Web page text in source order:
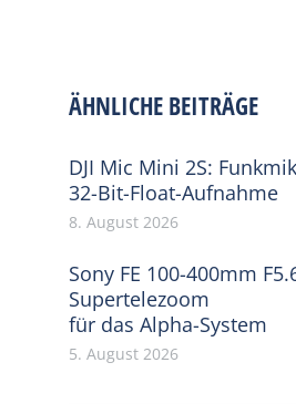
ÄHNLICHE BEITRÄGE
DJI Mic Mini 2S:
32-Bit-Float-Aufnahme
8. August 2026
Sony FE 100-400mm
Supertelezoom
für das Alpha-System
5. August 2026